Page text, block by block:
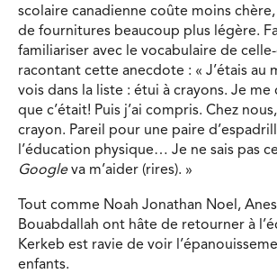
scolaire canadienne coûte moins
de fournitures beaucoup plus légère.
familiariser avec le vocabulaire de
racontant cette anecdote : « J’étais au
vois dans la liste : étui à crayons. Je me
que c’était! Puis j’ai compris. Chez
crayon. Pareil pour une paire
l’éducation physique… Je ne sais pas
Googleva m’aider (rires). »
Tout comme Noah Jonathan Noel,
Bouabdallah ont hâte de retourner à
Kerkeb est ravie de voir
enfants.